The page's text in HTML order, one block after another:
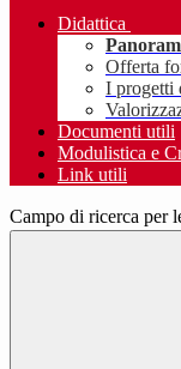
Didattica
Offerta
I progetti
Documenti utili
Modulistica e
Link utili
Campo di ricerca per